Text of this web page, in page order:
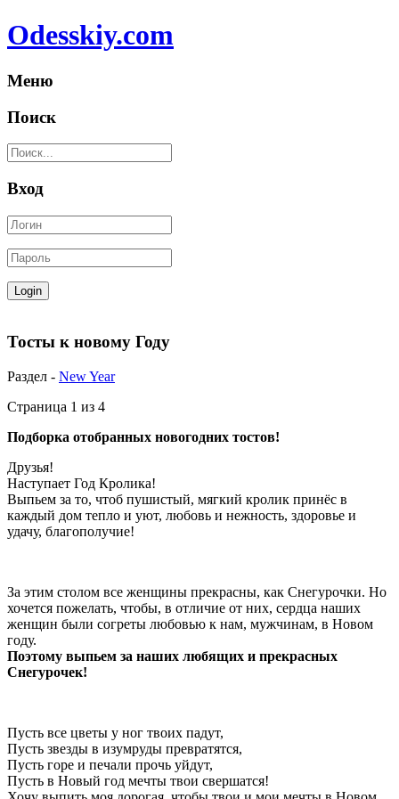
Odesskiy.com
Меню
Поиск
Вход
Тосты к новому Году
Раздел - New Year
Страница 1 из 4
Подборка отобранных новогодних тостов!
Друзья!
Наступает Год Кролика!
Выпьем за то, чтоб пушистый, мягкий кролик принёс в
каждый дом тепло и уют, любовь и нежность, здоровье и
удачу, благополучие!
За этим столом все женщины прекрасны, как Снегурочки. Но
хочется пожелать, чтобы, в отличие от них, сердца наших
женщин были согреты любовью к нам, мужчинам, в Новом
году.
Поэтому выпьем за наших любящих и прекрасных
Снегурочек!
Пусть все цветы у ног твоих падут,
Пусть звезды в изумруды превратятся,
Пусть горе и печали прочь уйдут,
Пусть в Новый год мечты твои свершатся!